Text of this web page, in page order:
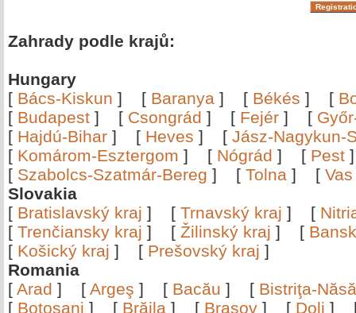
Zahrady podle krajů:
Hungary
[ Bács-Kiskun ] [ Baranya ] [ Békés ] [
[ Budapest ] [ Csongrád ] [ Fejér ] [
[ Hajdú-Bihar ] [ Heves ] [ Jász-Nagykun-
[ Komárom-Esztergom ] [ Nógrád ] [ Pest
[ Szabolcs-Szatmár-Bereg ] [ Tolna ] [ Vas
Slovakia
[ Bratislavský kraj ] [ Trnavský kraj ] [
[ Trenčiansky kraj ] [ Žilinský kraj ] [
[ Košický kraj ] [ Prešovský kraj ]
Romania
[ Arad ] [ Argeş ] [ Bacău ] [ Bistriţa-
[ Botoşani ] [ Brăila ] [ Braşov ] [ Dolj ]